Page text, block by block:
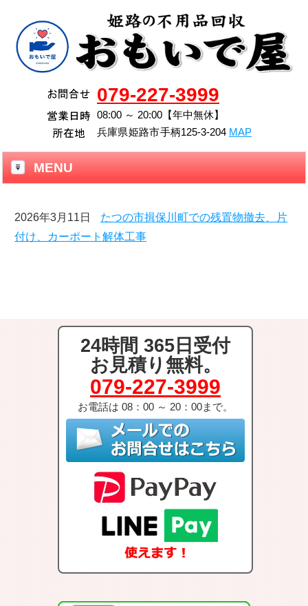
079-227-3999
08:00 ～ 20:00【年中無休】
兵庫県姫路市手柄125-3-204 MAP
MENU
2026年3月11日
たつの市揖保川町での残置物撤去、片
付け、カーポート解体工事
24時間 365日受付
お見積り無料。
079-227-3999
お電話は 08：00 ～ 20：00まで。